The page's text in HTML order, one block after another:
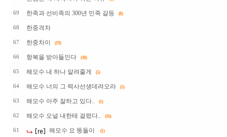
69 한족과 선비족의 300년 민족 갈등 (8)
68 한중격차
67 한중차이 (19)
66 항복을 받아들인다 (30)
65 해모수 내 하나 알려줄게 (5)
64 해모수 너의 그 력사선생데려오라 (5)
63 해모수 아주 잘하고 있다.. (1)
62 해모수 오널 내한테 걸렸다.. (16)
61 해모수 요 똥돌이 (1)